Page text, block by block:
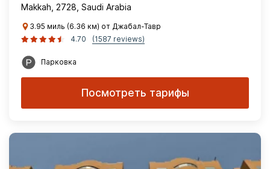
Makkah, 2728, Saudi Arabia
3.95 миль (6.36 км) от Джабал-Тавр
4.70
(1587 reviews)
Парковка
Посмотреть тарифы